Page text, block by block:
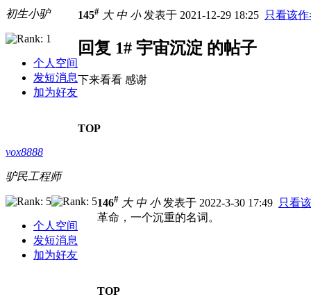
初生小驴
个人空间
发短消息
加为好友
145# 大 中 小发表于 2021-12-29 18:25 只看该
回复 1# 宇宙沉淀 的帖子
下来看看 感谢
TOP
vox8888
驴民工程师
个人空间
发短消息
加为好友
146# 大 中 小发表于 2022-3-30 17:49 只看
革命，一个沉重的名词。
TOP